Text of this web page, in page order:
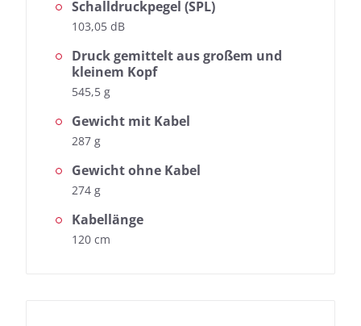
Schalldruckpegel (SPL)
103,05 dB
Druck gemittelt aus großem und
kleinem Kopf
545,5 g
Gewicht mit Kabel
287 g
Gewicht ohne Kabel
274 g
Kabellänge
120 cm